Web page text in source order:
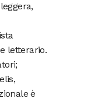
letterario.
è